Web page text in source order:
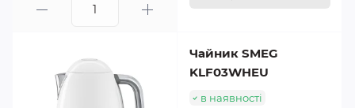
Чайник SMEG
KLF03WHEU
в наявності